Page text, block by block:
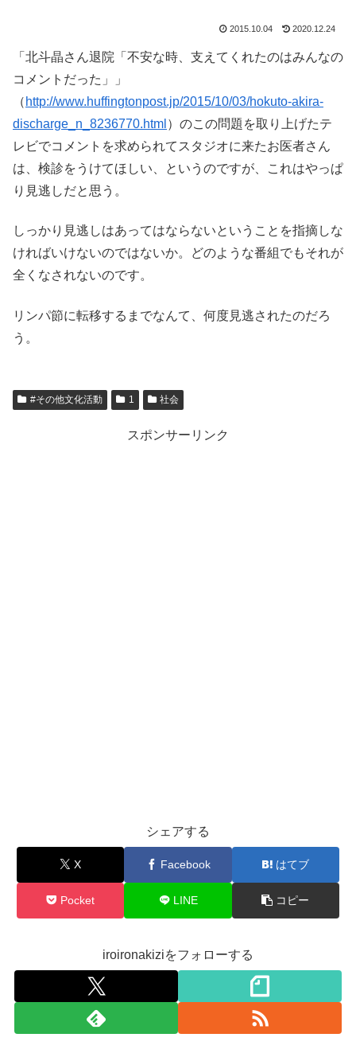
2015.10.04 2020.12.24
「北斗晶さん退院「不安な時、支えてくれたのはみんなの
コメントだった」」
（ http://www.huffingtonpost.jp/2015/10/03/hokuto-akira-
discharge_n_8236770.html ）のこの問題を取り上げたテ
レビでコメントを求められてスタジオに来たお医者さん
は、検診をうけてほしい、というのですが、これはやっぱ
り見逃しだと思う。
しっかり見逃しはあってはならないということを指摘しな
ければいけないのではないか。どのような番組でもそれが
全くなされないのです。
リンパ節に転移するまでなんて、何度見逃されたのだろ
う。
#その他文化活動 1 社会
スポンサーリンク
シェアする
X Facebook はてブ
Pocket LINE コピー
iroironakiziをフォローする